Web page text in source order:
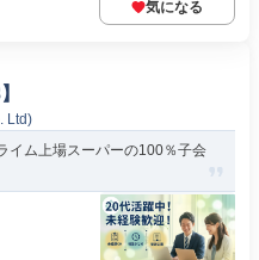
気になる
Ltd)
イム上場スーパーの100％子会